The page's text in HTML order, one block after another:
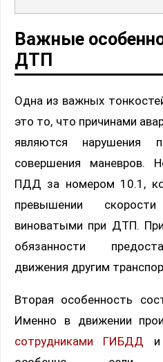
Важные
ДТП
Одна из важных
это то, что причинами
являются нарушения
совершения маневров.
ПДД за номером 10.1,
превышении
виноватыми при ДТП.
обязанности
движения другим
Вторая особенность
Именно в движении
сотрудниками ГИБДД и